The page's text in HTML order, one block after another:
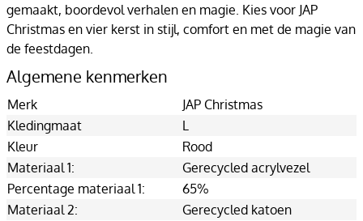
gemaakt, boordevol verhalen en magie. Kies voor JAP
Christmas en vier kerst in stijl, comfort en met de magie van
de feestdagen.
Algemene kenmerken
Merk
JAP Christmas
Kledingmaat
L
Kleur
Rood
Materiaal 1:
Gerecycled acrylvezel
Percentage materiaal 1:
65%
Materiaal 2:
Gerecycled katoen